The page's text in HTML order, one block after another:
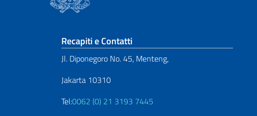
Sezione footer
Recapiti e Contatti
Jl. Diponegoro No. 45, Menteng,
Jakarta 10310
Tel:0062 (0) 21 3193 7445